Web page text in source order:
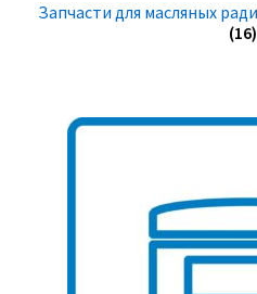
Запчасти для масляных
(16)